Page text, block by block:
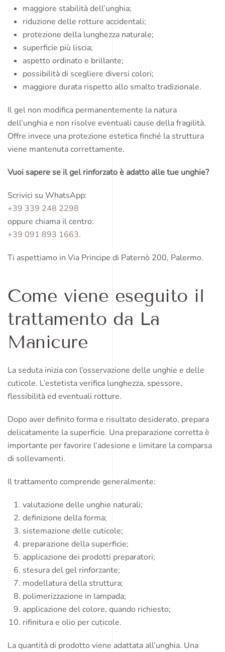
maggiore stabilità dell’unghia;
riduzione delle rotture accidentali;
protezione della lunghezza naturale;
superficie più liscia;
aspetto ordinato e brillante;
possibilità di scegliere diversi colori;
maggiore durata rispetto allo smalto tradizionale.
Il gel non modifica permanentemente la natura
dell’unghia e non risolve eventuali cause della fragilità.
Offre invece una protezione estetica finché la struttura
viene mantenuta correttamente.
Vuoi sapere se il gel rinforzato è adatto alle tue unghie?
Scrivici su WhatsApp:
+39 339 248 2298
oppure chiama il centro:
+39 091 893 1663.
Ti aspettiamo in Via Principe di Paternò 200, Palermo.
Come viene eseguito il
trattamento da La
Manicure
La seduta inizia con l’osservazione delle unghie e delle
cuticole. L’estetista verifica lunghezza, spessore,
flessibilità ed eventuali rotture.
Dopo aver definito forma e risultato desiderato, prepara
delicatamente la superficie. Una preparazione corretta è
importante per favorire l’adesione e limitare la comparsa
di sollevamenti.
Il trattamento comprende generalmente:
valutazione delle unghie naturali;
definizione della forma;
sistemazione delle cuticole;
preparazione della superficie;
applicazione dei prodotti preparatori;
stesura del gel rinforzante;
modellatura della struttura;
polimerizzazione in lampada;
applicazione del colore, quando richiesto;
rifinitura e olio per cuticole.
La quantità di prodotto viene adattata all’unghia. Una